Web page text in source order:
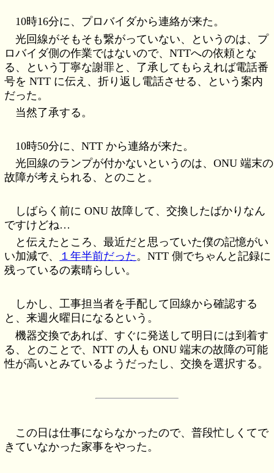
10時16分に、プロバイダから連絡が来た。
光回線がそもそも繋がっていない、というのは、プ
ロバイダ側の作業ではないので、NTTへの依頼とな
る、という丁寧な謝罪と、了承してもらえれば電話番
号を NTT に伝え、折り返し電話させる、という案内
だった。
当然了承する。
10時50分に、NTT から連絡が来た。
光回線のランプが付かないというのは、ONU 端末の
故障が考えられる、とのこと。
しばらく前に ONU 故障して、交換したばかりなん
ですけどね…
と伝えたところ、最近だと思っていた僕の記憶がい
い加減で、
１年半前だった。NTT 側でちゃんと記録に
残っているの素晴らしい。
しかし、工事担当者を手配して回線から確認する
と、来週火曜日になるという。
機器交換であれば、すぐに発送して明日には到着す
る、とのことで、NTT の人も ONU 端末の故障の可能
性が高いとみているようだったし、交換を選択する。
この日は仕事にならなかったので、普段忙しくてで
きていなかった家事をやった。